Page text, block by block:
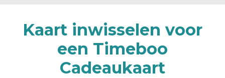
Kaart inwisselen voor
een Timeboo
Cadeaukaart